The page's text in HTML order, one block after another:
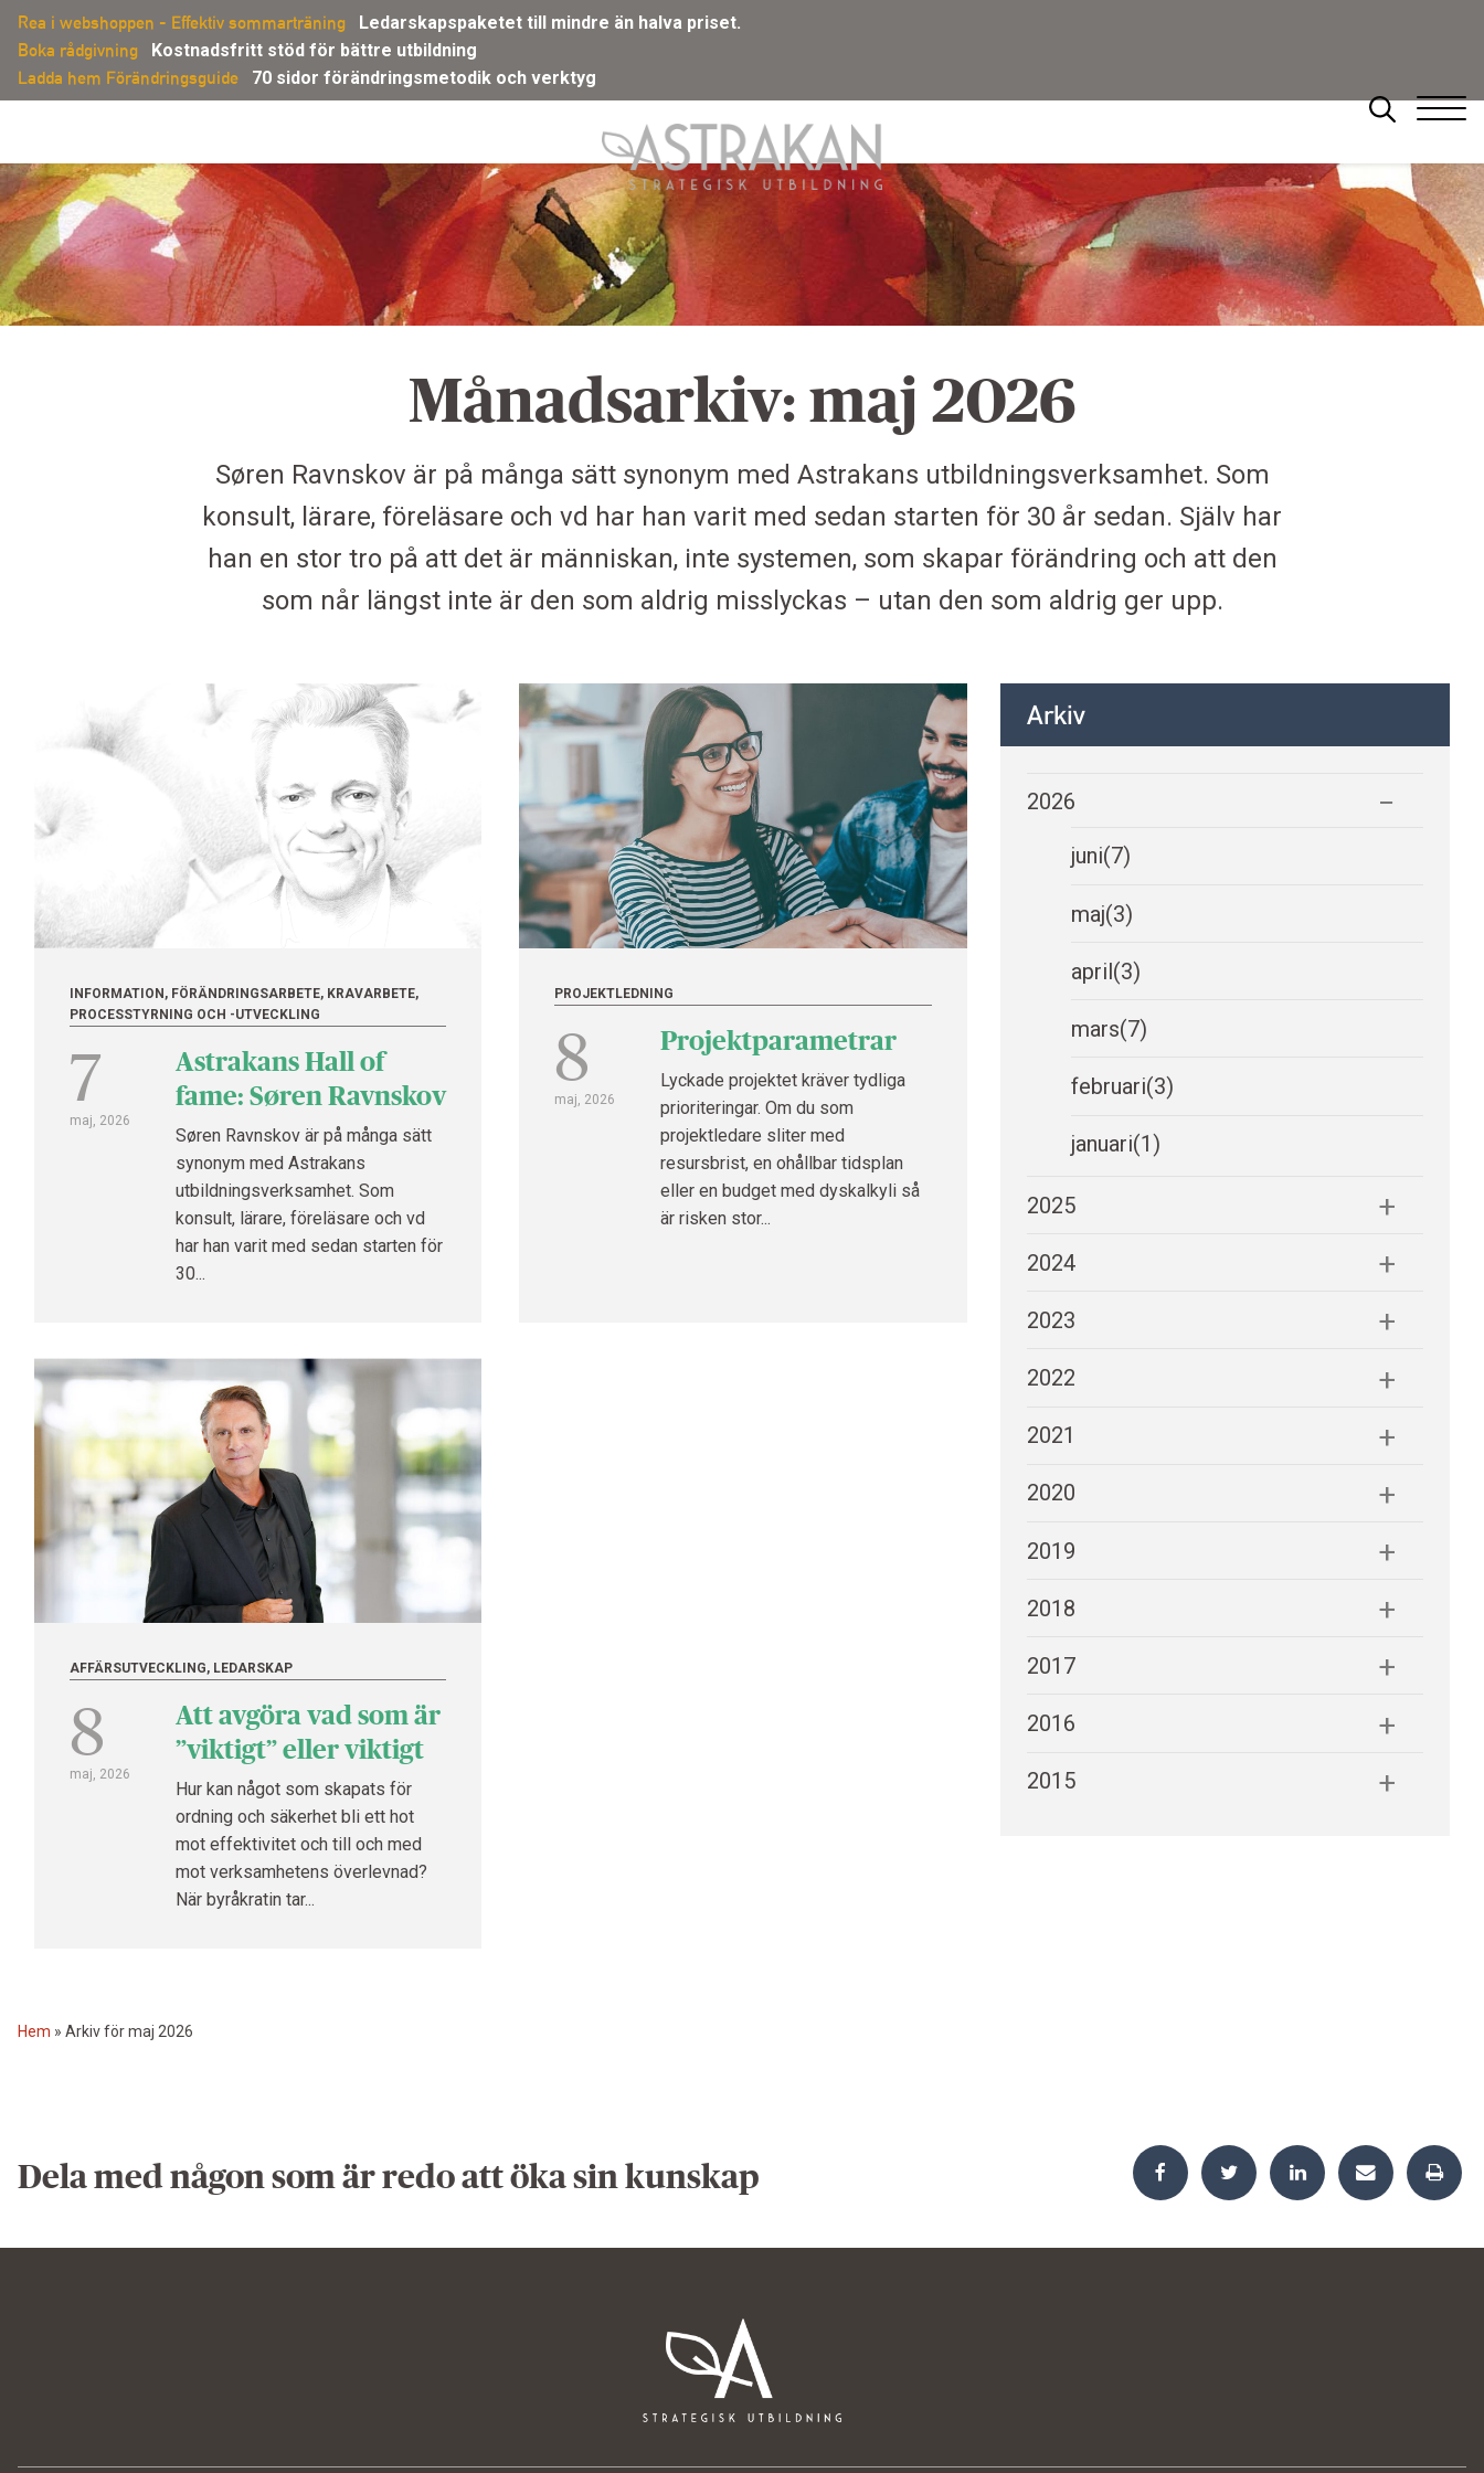
direkt
innehållet
Rea i webshoppen - Effektiv sommarträning
Ledarskapspaketet till mindre än halva priset.
Boka rådgivning
Kostnadsfritt stöd för bättre utbildning
Ladda hem Förändringsguide
70 sidor förändringsmetodik och verktyg
Sök
Månadsarkiv: maj 2026
Søren Ravnskov är på många sätt synonym med Astrakans utbildningsverksamhet. Som
konsult, lärare, föreläsare och vd har han varit med sedan starten för 30 år sedan. Själv har
han en stor tro på att det är människan, inte systemen, som skapar förändring och att den
som når längst inte är den som aldrig misslyckas – utan den som aldrig ger upp.
INFORMATION, FÖRÄNDRINGSARBETE, KRAVARBETE,
PROCESSTYRNING OCH -UTVECKLING
7
maj, 2026
Astrakans Hall of
fame: Søren Ravnskov
Søren Ravnskov är på många sätt
synonym med Astrakans
utbildningsverksamhet. Som
konsult, lärare, föreläsare och vd
har han varit med sedan starten för
30...
PROJEKTLEDNING
8
maj, 2026
Projektparametrar
Lyckade projektet kräver tydliga
prioriteringar. Om du som
projektledare sliter med
resursbrist, en ohållbar tidsplan
eller en budget med dyskalkyli så
är risken stor...
AFFÄRSUTVECKLING, LEDARSKAP
8
maj, 2026
Att avgöra vad som är
”viktigt” eller viktigt
Hur kan något som skapats för
ordning och säkerhet bli ett hot
mot effektivitet och till och med
mot verksamhetens överlevnad?
När byråkratin tar...
Arkiv
2026
juni(7)
maj(3)
april(3)
mars(7)
februari(3)
januari(1)
2025
2024
2023
2022
2021
2020
2019
2018
2017
2016
2015
Hem » Arkiv för maj 2026
Dela med någon som är redo att öka sin kunskap